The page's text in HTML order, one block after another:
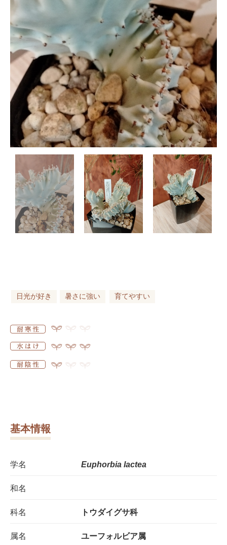
日光が好き 暑さに強い 育てやすい
基本情報
学名 Euphorbia lactea
和名
科名 トウダイグサ科
属名 ユーフォルビア属